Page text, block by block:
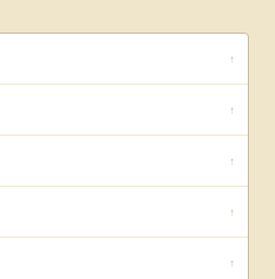
↑
↑
↑
↑
↑